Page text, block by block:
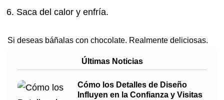
Saca del calor y enfría.
Si deseas báñalas con chocolate. Realmente deliciosas.
Últimas Noticias
Cómo los Detalles de Diseño
Influyen en la Confianza y Visitas